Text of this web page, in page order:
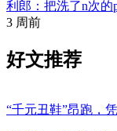
利郎：把洗了n次的
3 周前
好文推荐
“千元丑鞋”昂跑，